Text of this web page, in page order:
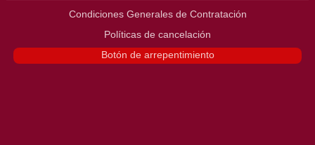
Condiciones Generales de Contratación
Políticas de cancelación
Botón de arrepentimiento